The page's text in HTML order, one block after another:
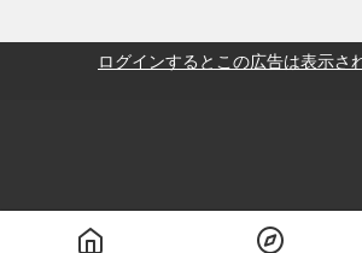
ログインするとこの広告は表示さ